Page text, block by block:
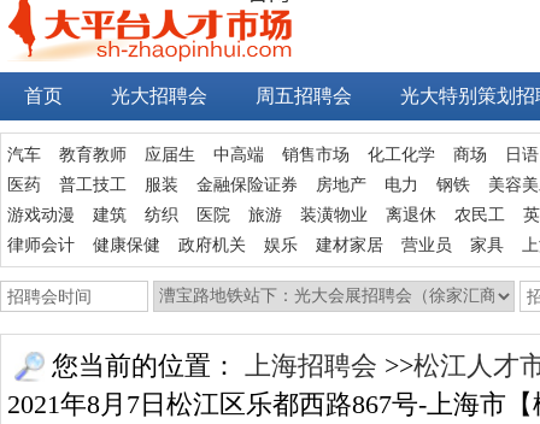
首页 光大招聘会 周五招聘会 光大特别策划招
汽车 教育教师 应届生 中高端 销售市场 化工化学 商场
日
医药
普工技工 服装 金融保险证券 房地产 电力 钢铁
美容
游戏动漫
建筑 纺织 医院 旅游 装潢物业 离退休 农民工
律师会计
健康保健 政府机关 娱乐 建材家居 营业员 家具
您当前的位置： 上海招聘会 >>松江人才
2021年8月7日松江区乐都西路867号-上海市